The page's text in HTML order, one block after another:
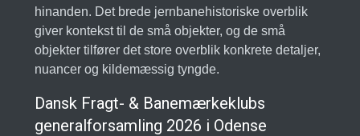
hinanden. Det brede jernbanehistoriske overblik
giver kontekst til de små objekter, og de små
objekter tilfører det store overblik konkrete detaljer,
nuancer og kildemæssig tyngde.
Dansk Fragt- & Banemærkeklubs
generalforsamling 2026 i Odense